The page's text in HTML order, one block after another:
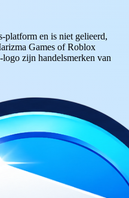
platform en is niet gelieerd,
Games of Roblox
zijn handelsmerken van